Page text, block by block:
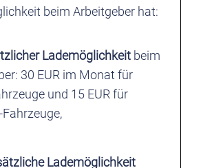
beim Arbeitgeber hat:
Lademöglichkeit beim
30 EUR im Monat für
und 15 EUR für
Lademöglichkeit